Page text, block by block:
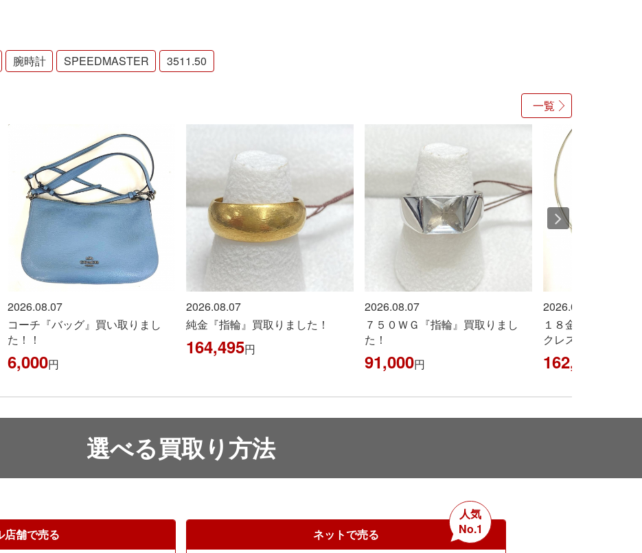
腕時計 SPEEDMASTER 3511.50
一覧
2026.08.07
コーチ『バッグ』買い取りまし
た！！
6,000円
2026.08.07
純金『指輪』買取りました！
164,495円
2026.08.07
７５０ＷＧ『指輪』買取りまし
た！
91,000円
2026.08.07
１８金ホワイトゴ
クレス』買い取り
162,000
選べる買取り方法
店舗で売る ネットで売る
人気
No.1